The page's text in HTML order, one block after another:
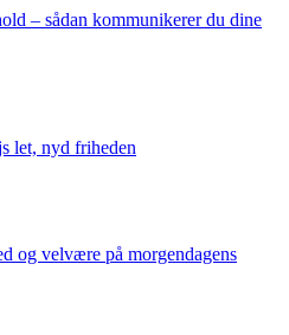
– sådan kommunikerer du dine
let, nyd friheden
og velvære på morgendagens